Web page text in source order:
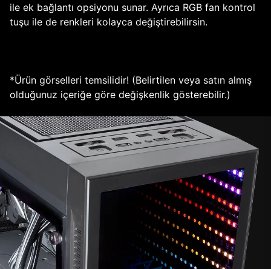
ile ek bağlantı opsiyonu sunar. Ayrıca RGB fan kontrol
tuşu ile de renkleri kolayca değiştirebilirsin.
*Ürün görselleri temsilidir! (Belirtilen veya satın almış
olduğunuz içeriğe göre değişkenlik gösterebilir.)